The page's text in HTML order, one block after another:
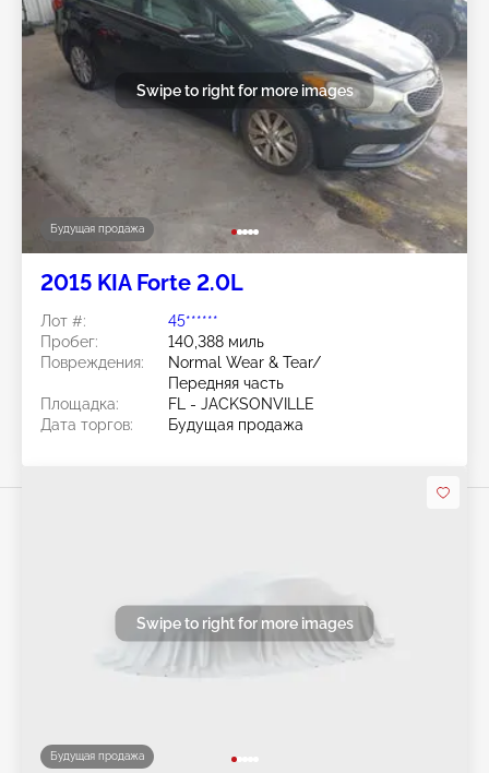
Будущая продажа
Swipe to right for more images
2015 KIA Forte 2.0L
Лот #:
45******
Пробег:
140,388 миль
Повреждения:
Normal Wear & Tear/
Передняя часть
Площадка:
FL - JACKSONVILLE
Дата торгов:
Будущая продажа
Будущая продажа
Swipe to right for more images